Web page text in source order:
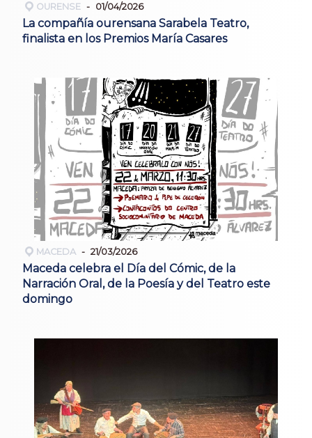
OURENSE 01/04/2026
La compañía ourensana Sarabela Teatro,
finalista en los Premios María Casares
MACEDA 21/03/2026
Maceda celebra el Día del Cómic, de la
Narración Oral, de la Poesía y del Teatro este
domingo